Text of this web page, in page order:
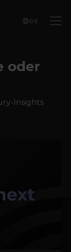
DE
oder
Insights